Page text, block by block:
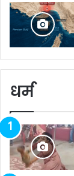
धर्म